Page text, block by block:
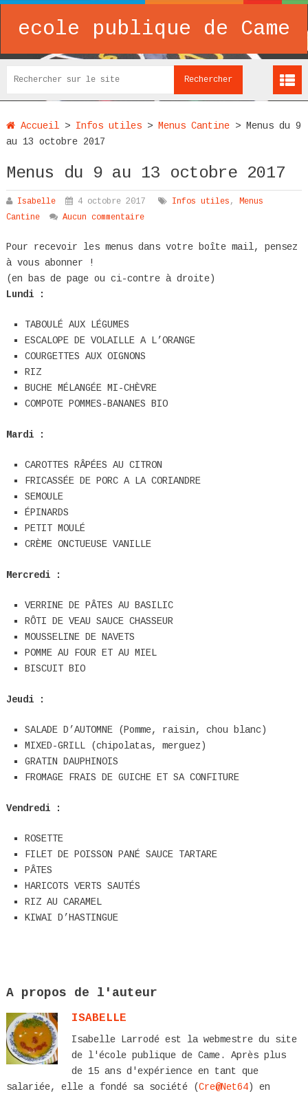
ecole publique de Came
Accueil> Infos utiles> Menus Cantine>
Menus du 9
au 13 octobre 2017
Menus du 9 au 13 octobre 2017
Isabelle 4 octobre 2017 Infos utiles , Menus
Cantine
Aucun commentaire
Pour recevoir les menus dans votre boîte mail, pensez
à vous abonner !
(en bas de page ou ci-contre à droite)
Lundi :
TABOULÉ AUX LÉGUMES
ESCALOPE DE VOLAILLE A L’ORANGE
COURGETTES AUX OIGNONS
RIZ
BUCHE MÉLANGÉE MI-CHÈVRE
COMPOTE POMMES-BANANES BIO
Mardi :
CAROTTES RÂPÉES AU CITRON
FRICASSÉE DE PORC A LA CORIANDRE
SEMOULE
ÉPINARDS
PETIT MOULÉ
CRÈME ONCTUEUSE VANILLE
Mercredi :
VERRINE DE PÂTES AU BASILIC
RÔTI DE VEAU SAUCE CHASSEUR
MOUSSELINE DE NAVETS
POMME AU FOUR ET AU MIEL
BISCUIT BIO
Jeudi :
SALADE D’AUTOMNE (Pomme, raisin, chou blanc)
MIXED-GRILL (chipolatas, merguez)
GRATIN DAUPHINOIS
FROMAGE FRAIS DE GUICHE ET SA CONFITURE
Vendredi :
ROSETTE
FILET DE POISSON PANÉ SAUCE TARTARE
PÂTES
HARICOTS VERTS SAUTÉS
RIZ AU CARAMEL
KIWAI D’HASTINGUE
A propos de l'auteur
ISABELLE
Isabelle Larrodé est la webmestre du site
de l'école publique de Came. Après plus
de 15 ans d'expérience en tant que
salariée, elle a fondé sa société (Cre@Net64) en